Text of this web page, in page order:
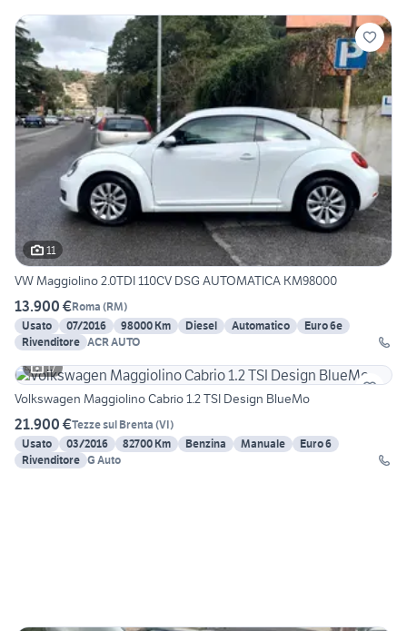
11
VW Maggiolino 2.0TDI 110CV DSG AUTOMATICA KM98000
13.900 €Roma (RM)
Usato
07/2016 98000 Km Diesel Automatico
Euro 6e
Rivenditore ACR AUTO
17
Volkswagen Maggiolino Cabrio 1.2 TSI Design BlueMo
21.900 €Tezze sul Brenta (VI)
Usato
03/2016 82700 Km Benzina Manuale
Euro 6
Rivenditore G Auto